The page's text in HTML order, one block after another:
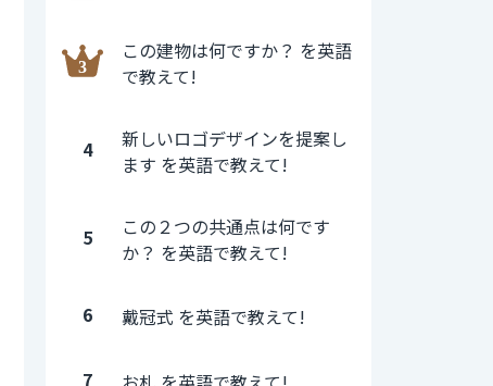
この建物は何ですか？ を英語
で教えて!
4
新しいロゴデザインを提案し
ます を英語で教えて!
5
この２つの共通点は何です
か？ を英語で教えて!
6 戴冠式 を英語で教えて!
7